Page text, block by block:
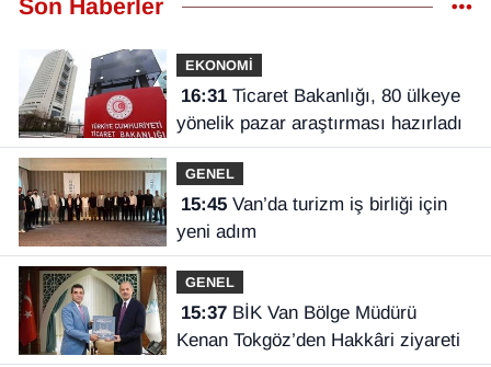
Son Haberler
EKONOMİ
16:31Ticaret Bakanlığı, 80 ülkeye
yönelik pazar araştırması hazırladı
GENEL
15:45Van’da turizm iş birliği için
yeni adım
GENEL
15:37BİK Van Bölge Müdürü
Kenan Tokgöz’den Hakkâri ziyareti